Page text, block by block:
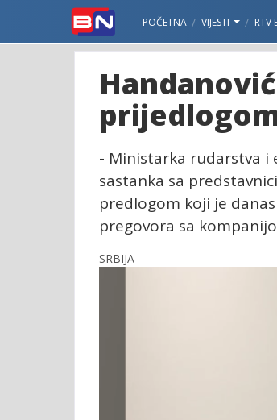
POČETNA VIJESTI RTV
- Ministarka rudarstva i
sastanka sa
predlogom koji je
pregovora sa
SRBIJA